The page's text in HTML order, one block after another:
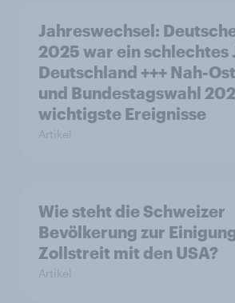
Jahreswechsel:
2025 war ein schlechtes
Deutschland +++ Nah-
und Bundestagswahl
wichtigste Ereignisse
Artikel
Wie steht die Schweizer
Bevölkerung zur
Zollstreit mit den USA?
Artikel